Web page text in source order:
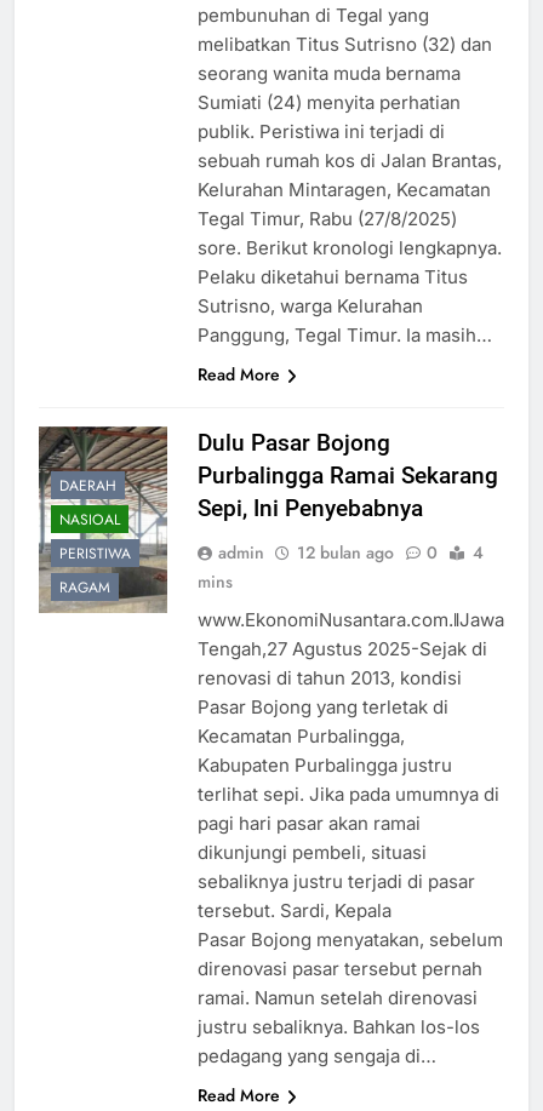
pembunuhan di Tegal yang
melibatkan Titus Sutrisno (32) dan
seorang wanita muda bernama
Sumiati (24) menyita perhatian
publik. Peristiwa ini terjadi di
sebuah rumah kos di Jalan Brantas,
Kelurahan Mintaragen, Kecamatan
Tegal Timur, Rabu (27/8/2025)
sore. Berikut kronologi lengkapnya.
Pelaku diketahui bernama Titus
Sutrisno, warga Kelurahan
Panggung, Tegal Timur. Ia masih…
Read More
DAERAH
NASIOAL
PERISTIWA
RAGAM
Dulu Pasar Bojong
Purbalingga Ramai Sekarang
Sepi, Ini Penyebabnya
admin 12 bulan ago 0
4
mins
www.EkonomiNusantara.com.ǁJawa
Tengah,27 Agustus 2025-Sejak di
renovasi di tahun 2013, kondisi
Pasar Bojong yang terletak di
Kecamatan Purbalingga,
Kabupaten Purbalingga justru
terlihat sepi. Jika pada umumnya di
pagi hari pasar akan ramai
dikunjungi pembeli, situasi
sebaliknya justru terjadi di pasar
tersebut. Sardi, Kepala
Pasar Bojong menyatakan, sebelum
direnovasi pasar tersebut pernah
ramai. Namun setelah direnovasi
justru sebaliknya. Bahkan los-los
pedagang yang sengaja di…
Read More